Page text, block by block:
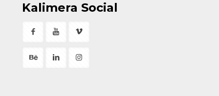
Kalimera Social